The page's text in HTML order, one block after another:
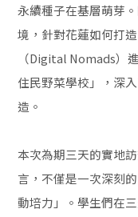
永續種子在基層萌芽
境，針對花蓮如何打
（Digital Nomads）
住民野菜學校」，深
造。
本次為期三天的實地
言，不僅是一次深刻
動培力」。學生們在